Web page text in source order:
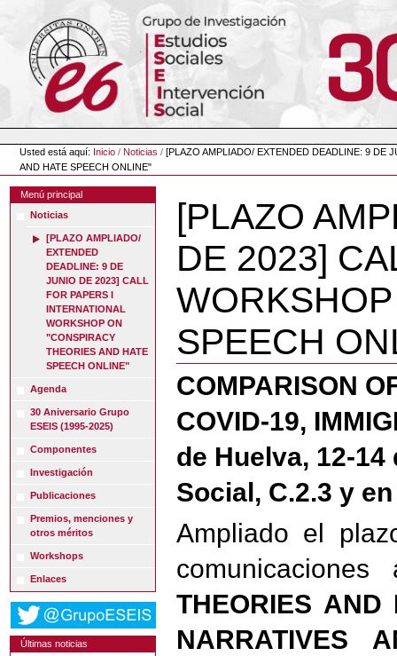
contenido.
navegación
Herramientas
Personales
Usted está aquí: Inicio /Noticias /[PLAZO AMPLIADO/ EXTENDED DEADLINE: 9 DE
AND HATE SPEECH ONLINE"
Menú principal
Noticias
[PLAZO AMPLIADO/
EXTENDED
DEADLINE: 9 DE
JUNIO DE 2023] CALL
FOR PAPERS I
INTERNATIONAL
WORKSHOP ON
"CONSPIRACY
THEORIES AND HATE
SPEECH ONLINE"
Agenda
30 Aniversario Grupo
ESEIS (1995-2025)
Componentes
Investigación
Publicaciones
Premios, menciones y
otros méritos
Workshops
Enlaces
Últimas noticias
[PLAZO
DE 2023]
SPEECH
COMPARISON
COVID-19,
de Huelva, 12-
Social, C.2.3 y
Ampliado el
THEORIES AND
NARRATIVES